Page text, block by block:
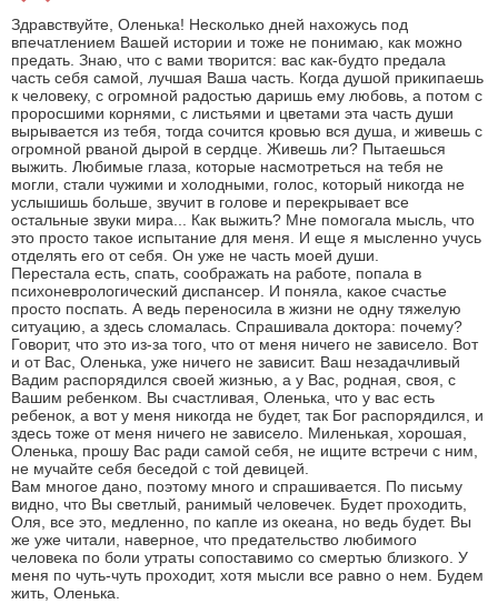
Здравствуйте, Оленька! Несколько дней нахожусь под
впечатлением Вашей истории и тоже не понимаю, как можно
предать. Знаю, что с вами творится: вас как-будто предала
часть себя самой, лучшая Ваша часть. Когда душой прикипаешь
к человеку, с огромной радостью даришь ему любовь, а потом с
проросшими корнями, с листьями и цветами эта часть души
вырывается из тебя, тогда сочится кровью вся душа, и живешь с
огромной рваной дырой в сердце. Живешь ли? Пытаешься
выжить. Любимые глаза, которые насмотреться на тебя не
могли, стали чужими и холодными, голос, который никогда не
услышишь больше, звучит в голове и перекрывает все
остальные звуки мира... Как выжить? Мне помогала мысль, что
это просто такое испытание для меня. И еще я мысленно учусь
отделять его от себя. Он уже не часть моей души.
Перестала есть, спать, соображать на работе, попала в
психоневрологический диспансер. И поняла, какое счастье
просто поспать. А ведь переносила в жизни не одну тяжелую
ситуацию, а здесь сломалась. Спрашивала доктора: почему?
Говорит, что это из-за того, что от меня ничего не зависело. Вот
и от Вас, Оленька, уже ничего не зависит. Ваш незадачливый
Вадим распорядился своей жизнью, а у Вас, родная, своя, с
Вашим ребенком. Вы счастливая, Оленька, что у вас есть
ребенок, а вот у меня никогда не будет, так Бог распорядился, и
здесь тоже от меня ничего не зависело. Миленькая, хорошая,
Оленька, прошу Вас ради самой себя, не ищите встречи с ним,
не мучайте себя беседой с той девицей.
Вам многое дано, поэтому много и спрашивается. По письму
видно, что Вы светлый, ранимый человечек. Будет проходить,
Оля, все это, медленно, по капле из океана, но ведь будет. Вы
же уже читали, наверное, что предательство любимого
человека по боли утраты сопоставимо со смертью близкого. У
меня по чуть-чуть проходит, хотя мысли все равно о нем. Будем
жить, Оленька.